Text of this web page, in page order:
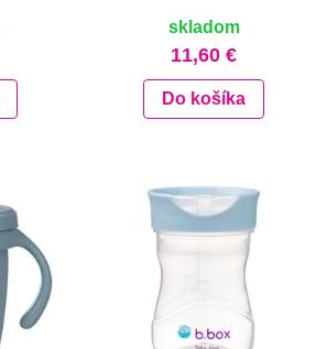
skladom
11,60 €
Do košíka